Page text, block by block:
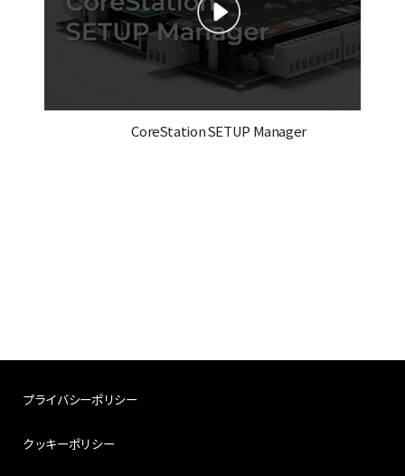
CoreStation SETUP Manager
プライバシーポリシー
クッキーポリシー